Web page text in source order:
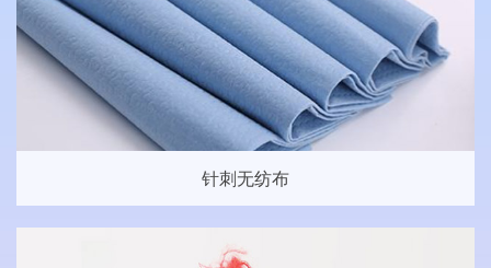
针刺无纺布